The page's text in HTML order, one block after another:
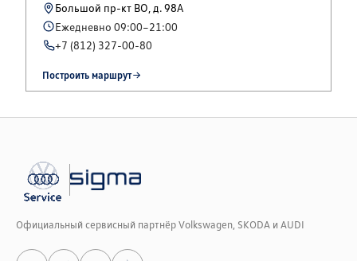
Большой пр-кт ВО, д. 98А
Ежедневно 09:00–21:00
+7 (812) 327-00-80
Построить маршрут
Официальный сервисный партнёр Volkswagen, SKODA и AUDI